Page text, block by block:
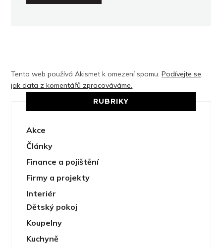
Tento web používá Akismet k omezení spamu.Podívejte se,
jak data z komentářů zpracováváme.
RUBRIKY
Akce
Články
Finance a pojištění
Firmy a projekty
Interiér
Dětský pokoj
Koupelny
Kuchyně